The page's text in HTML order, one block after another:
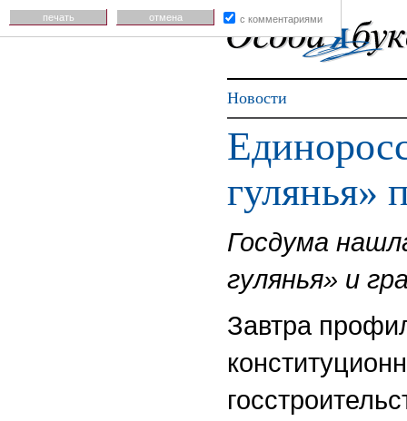
Новости
гулянья»
Госдума
гулянья» и
Завтра
печать отмена с комментариями